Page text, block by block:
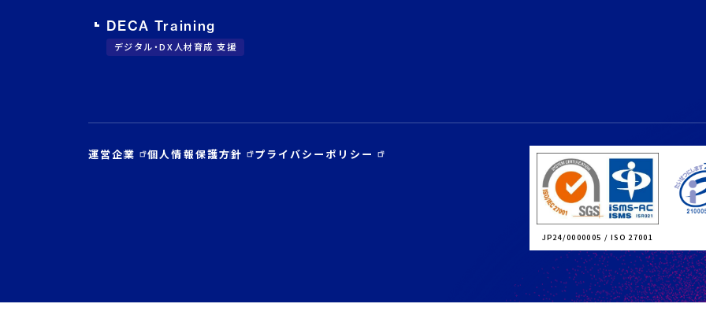
DECA Training
デジタル・DX人材育成 支援
運営企業 個人情報保護方針 プライバシーポリシー
JP24/0000005 / ISO 27001